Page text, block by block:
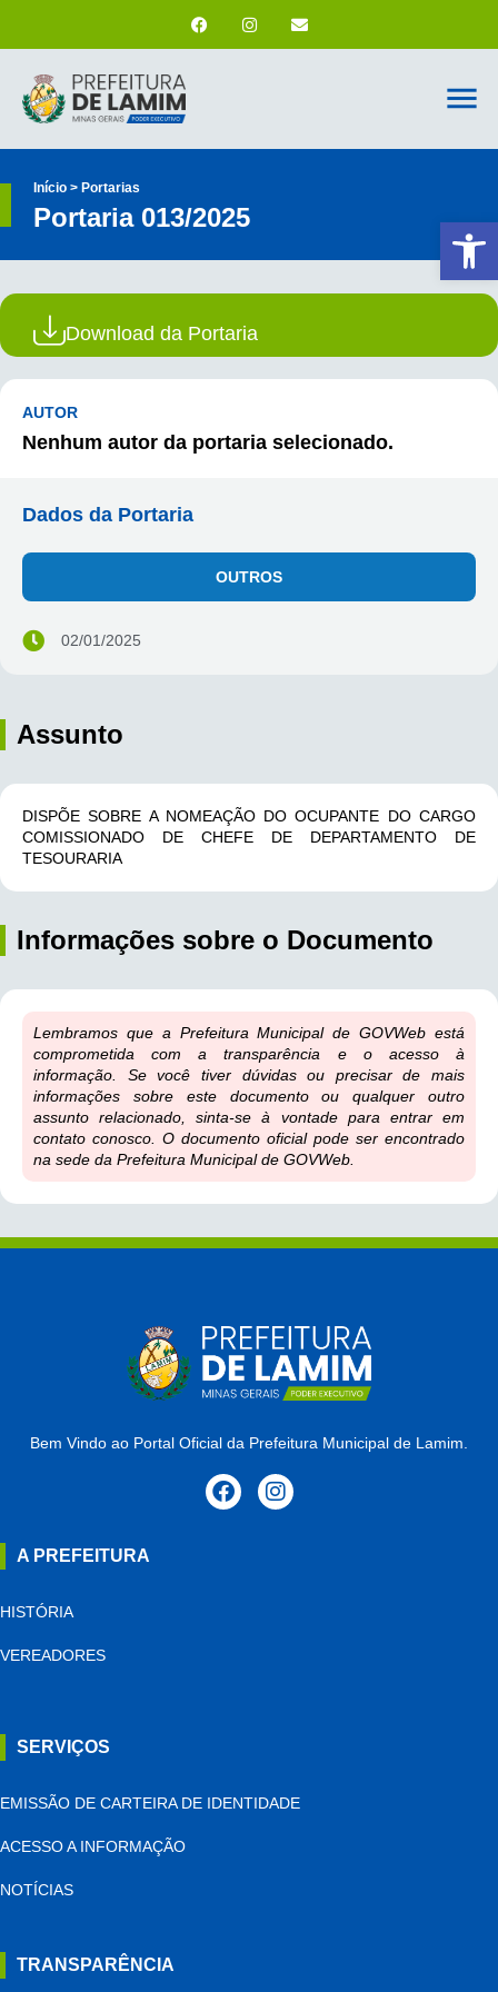
Início > Portarias
Portaria 013/2025
Download da Portaria
AUTOR
Nenhum autor da portaria selecionado.
Dados da Portaria
OUTROS
02/01/2025
Assunto
DISPÕE SOBRE A NOMEAÇÃO DO OCUPANTE DO CARGO
COMISSIONADO DE CHEFE DE DEPARTAMENTO DE
TESOURARIA
Informações sobre o Documento
Lembramos que a Prefeitura Municipal de GOVWeb está
comprometida com a transparência e o acesso à
informação. Se você tiver dúvidas ou precisar de mais
informações sobre este documento ou qualquer outro
assunto relacionado, sinta-se à vontade para entrar em
contato conosco. O documento oficial pode ser encontrado
na sede da Prefeitura Municipal de GOVWeb.
Bem Vindo ao Portal Oficial da Prefeitura Municipal de Lamim.
A PREFEITURA
HISTÓRIA
VEREADORES
SERVIÇOS
EMISSÃO DE CARTEIRA DE IDENTIDADE
ACESSO A INFORMAÇÃO
NOTÍCIAS
TRANSPARÊNCIA